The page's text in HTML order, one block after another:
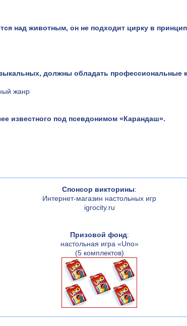
над животным, он не подходит цирку в
должны обладать профессиональные
жанр
известного под псевдонимом «Карандаш».
Спонсор викторины:
Интернет-магазин настольных игр
igrocity.ru
Призовой фонд:
настольная игра «Uno»
(5 комплектов)